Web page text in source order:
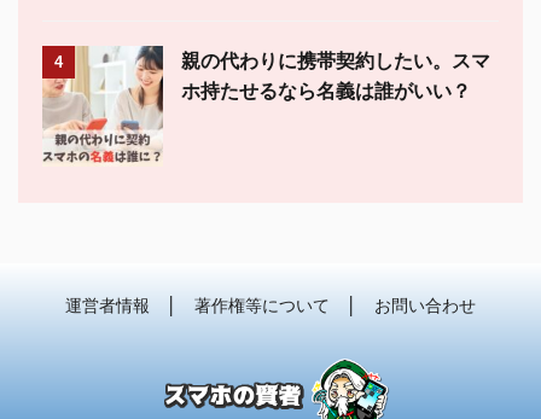
4
親の代わりに携帯契約したい。スマ
ホ持たせるなら名義は誰がいい？
運営者情報 著作権等について お問い合わせ